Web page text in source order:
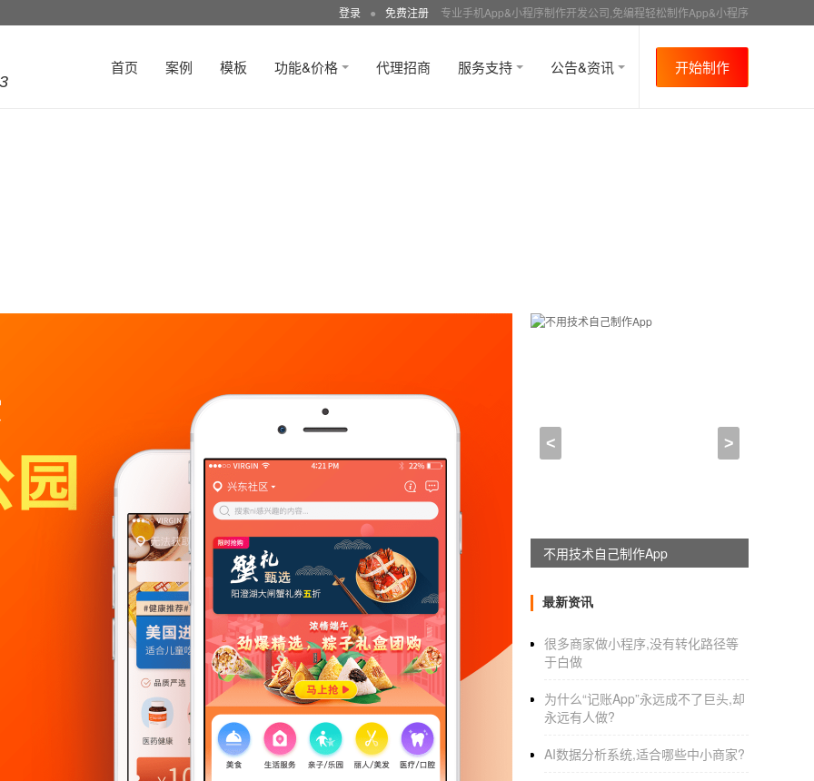
登录 ● 免费注册 专业手机App&小程序制作开发公司,免编程轻松制作App&小程序
首页 案例 模板 功能&价格 代理招商 服务支持 公告&资讯 开始制作
2021-11-05 19:15:00
对于企业，来说，定制软件的目的是为了满
印象会大大降低。
如果对品牌形象、艺术设计、交互效果的要求
因为定制软件的每一个开发都要经过详细的
科学性和使用价值，为企业带来巨大的经济效
< >
不用技术自己制作App
最新资讯
很多商家做小程序,没有转化路径等
于白做
为什么“记账App”永远成不了巨头,却
永远有人做?
AI数据分析系统,适合哪些中小商家?